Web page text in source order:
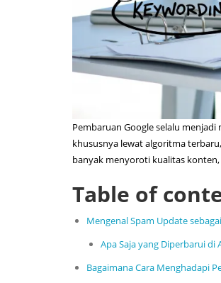
Pembaruan Google selalu
khususnya lewat algoritma
banyak menyoroti kualitas
Table of
Mengenal Spam Update
Apa Saja yang Diperbarui di
Bagaimana Cara Menghadapi